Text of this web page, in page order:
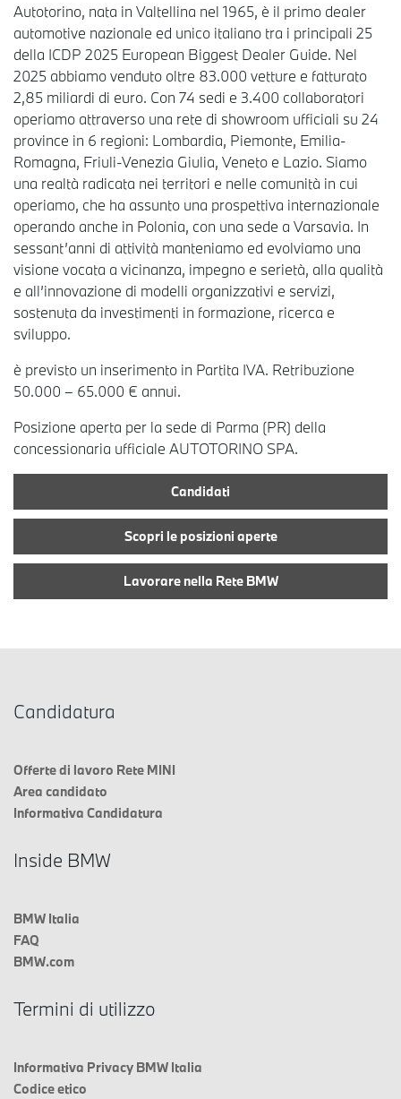
Autotorino, nata in Valtellina nel 1965, è il primo dealer
automotive nazionale ed unico italiano tra i principali 25
della ICDP 2025 European Biggest Dealer Guide. Nel
2025 abbiamo venduto oltre 83.000 vetture e fatturato
2,85 miliardi di euro. Con 74 sedi e 3.400 collaboratori
operiamo attraverso una rete di showroom ufficiali su 24
province in 6 regioni: Lombardia, Piemonte, Emilia-
Romagna, Friuli-Venezia Giulia, Veneto e Lazio. Siamo
una realtà radicata nei territori e nelle comunità in cui
operiamo, che ha assunto una prospettiva internazionale
operando anche in Polonia, con una sede a Varsavia. In
sessant’anni di attività manteniamo ed evolviamo una
visione vocata a vicinanza, impegno e serietà, alla qualità
e all’innovazione di modelli organizzativi e servizi,
sostenuta da investimenti in formazione, ricerca e
sviluppo.
è previsto un inserimento in Partita IVA. Retribuzione
50.000 – 65.000 € annui.
Posizione aperta per la sede di Parma (PR) della
concessionaria ufficiale AUTOTORINO SPA.
Candidati
Scopri le posizioni aperte
Lavorare nella Rete BMW
Candidatura
Offerte di lavoro Rete MINI
Area candidato
Informativa Candidatura
Inside BMW
BMW Italia
FAQ
BMW.com
Termini di utilizzo
Informativa Privacy BMW Italia
Codice etico